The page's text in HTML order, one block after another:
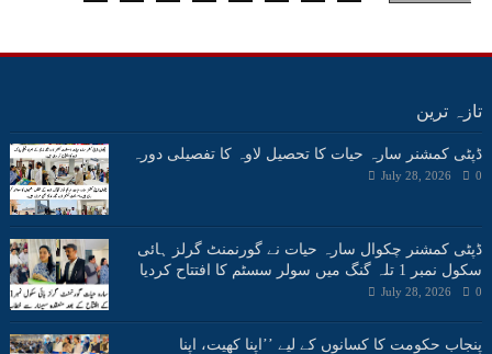
تازہ ترین
ڈپٹی کمشنر سارہ حیات کا تحصیل لاوہ کا تفصیلی دورہ
July 28, 2026 0
ڈپٹی کمشنر چکوال سارہ حیات نے گورنمنٹ گرلز ہائی
سکول نمبر 1 تلہ گنگ میں سولر سسٹم کا افتتاح کردیا
July 28, 2026 0
پنجاب حکومت کا کسانوں کے لیے ’’اپنا کھیت، اپنا